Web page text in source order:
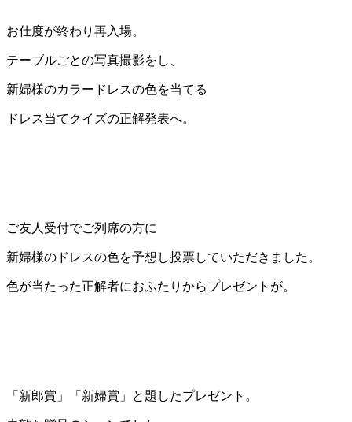
お仕度が終わり再入場。
テーブルごとの写真撮影をし、
新婦様のカラードレスの色を当てる
ドレス当てクイズの正解発表へ。
ご友人受付でご列席の方に
新婦様のドレスの色を予想し投票していただきました。
色が当たった正解者におふたりからプレゼントが。
「新郎賞」「新婦賞」と題したプレゼント。